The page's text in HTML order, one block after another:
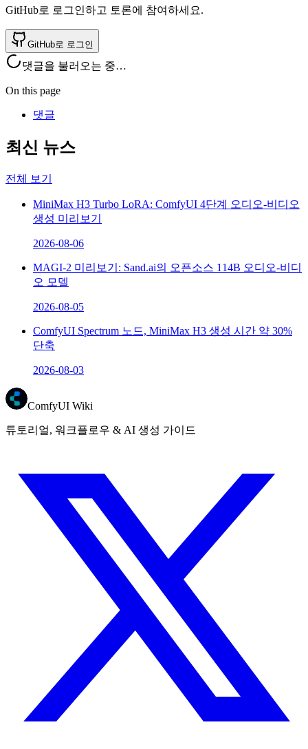
GitHub로 로그인하고 토론에 참여하세요.
GitHub로 로그인
댓글을 불러오는 중…
On this page
댓글
최신 뉴스
전체 보기
MiniMax H3 Turbo LoRA: ComfyUI 4단계 오디오-비디오
생성 미리보기
2026-08-06
MAGI-2 미리보기: Sand.ai의 오픈소스 114B 오디오-비디
오 모델
2026-08-05
ComfyUI Spectrum 노드, MiniMax H3 생성 시간 약 30%
단축
2026-08-03
ComfyUI Wiki
튜토리얼, 워크플로우 & AI 생성 가이드